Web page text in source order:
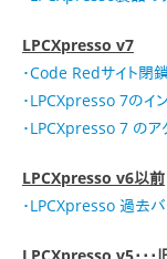
LPCXpresso v7
・Code Redサイト閉
・LPCXpresso 7のイ
・LPCXpresso 7 のア
LPCXpresso v6以前
・LPCXpresso 過去